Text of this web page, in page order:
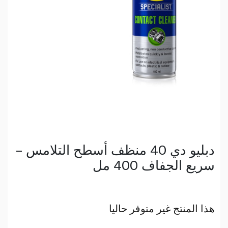
دبليو دي 40 منظف أسطح التلامس –
سريع الجفاف 400 مل
هذا المنتج غير متوفر حاليا